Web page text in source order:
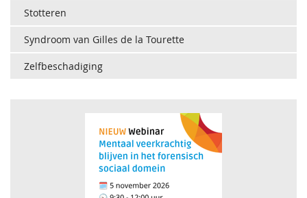
Stotteren
Syndroom van Gilles de la Tourette
Zelfbeschadiging